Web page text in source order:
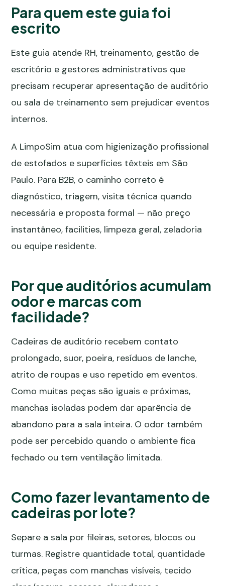
Para quem este guia foi
escrito
Este guia atende RH, treinamento, gestão de
escritório e gestores administrativos que
precisam recuperar apresentação de auditório
ou sala de treinamento sem prejudicar eventos
internos.
A LimpoSim atua com higienização profissional
de estofados e superfícies têxteis em São
Paulo. Para B2B, o caminho correto é
diagnóstico, triagem, visita técnica quando
necessária e proposta formal — não preço
instantâneo, facilities, limpeza geral, zeladoria
ou equipe residente.
Por que auditórios acumulam
odor e marcas com
facilidade?
Cadeiras de auditório recebem contato
prolongado, suor, poeira, resíduos de lanche,
atrito de roupas e uso repetido em eventos.
Como muitas peças são iguais e próximas,
manchas isoladas podem dar aparência de
abandono para a sala inteira. O odor também
pode ser percebido quando o ambiente fica
fechado ou tem ventilação limitada.
Como fazer levantamento de
cadeiras por lote?
Separe a sala por fileiras, setores, blocos ou
turmas. Registre quantidade total, quantidade
crítica, peças com manchas visíveis, tecido